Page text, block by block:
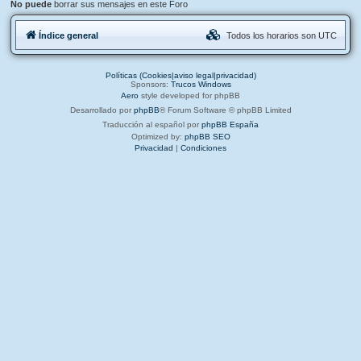
No puede borrar sus mensajes en este Foro
Índice general Todos los horarios son UTC
Políticas (Cookies|aviso legal|privacidad)
Sponsors: Trucos Windows
Aero style developed for phpBB
Desarrollado por phpBB® Forum Software © phpBB Limited
Traducción al español por phpBB España
Optimized by: phpBB SEO
Privacidad | Condiciones